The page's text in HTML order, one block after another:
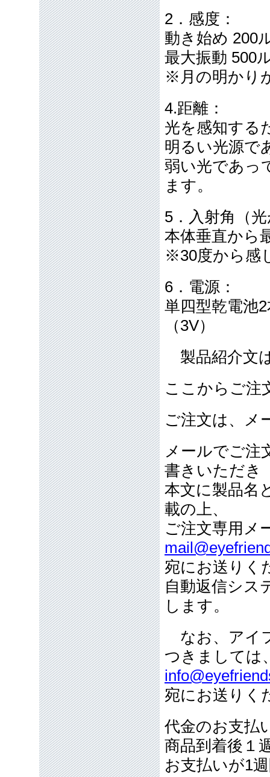
2．感度：
動き始め 200
最大振動 500
※月の明かり
4.距離：
光を感知する
明るい光源で
弱い光であっ
ます。
5．入射角（
本体垂直から
※30度から感
6．電源：
単四型乾電池
（3V）
製品紹介文
ここからご注
ご注文は、メ
メールでご注
書きいただき
本文に製品名
載の上、
ご注文専用
宛にお送りく
自動返信シス
します。
なお、アイ
つきましては
宛にお送りく
代金のお支払
商品到着後１
お支払いが1